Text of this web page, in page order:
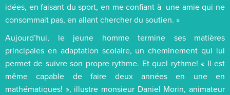
idées, en faisant du sport, en me confiant à une amie qui ne
consommait pas, en allant chercher du soutien. »
Aujourd’hui, le jeune homme termine ses matières
principales en adaptation scolaire, un cheminement qui lui
permet de suivre son propre rythme. Et quel rythme! « Il est
même capable de faire deux années en une en
mathématiques! », illustre monsieur Daniel Morin, animateur